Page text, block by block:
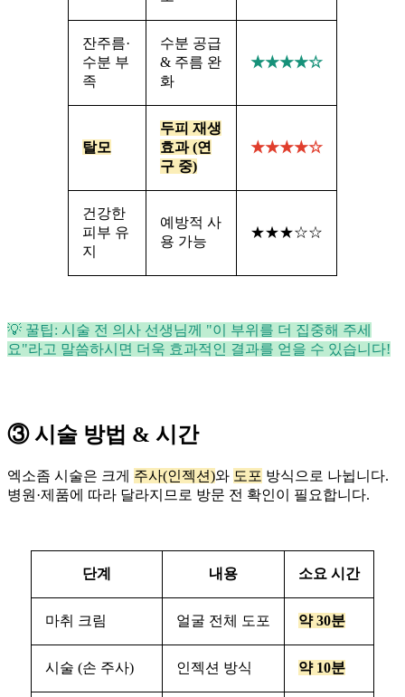
잔주름·
수분 부
족
수분 공급
& 주름 완
화
★★★★☆
탈모
두피 재생
효과 (연
구 중)
★★★★☆
건강한
피부 유
지
예방적 사
용 가능
★★★☆☆
💡 꿀팁: 시술 전 의사 선생님께 "이 부위를 더 집중해 주세
요"라고 말씀하시면 더욱 효과적인 결과를 얻을 수 있습니다!
③ 시술 방법 & 시간
엑소좀 시술은 크게 주사(인젝션)와 도포 방식으로 나뉩니다.
병원·제품에 따라 달라지므로 방문 전 확인이 필요합니다.
단계 내용 소요 시간
마취 크림 얼굴 전체 도포 약 30분
시술 (손 주사) 인젝션 방식 약 10분